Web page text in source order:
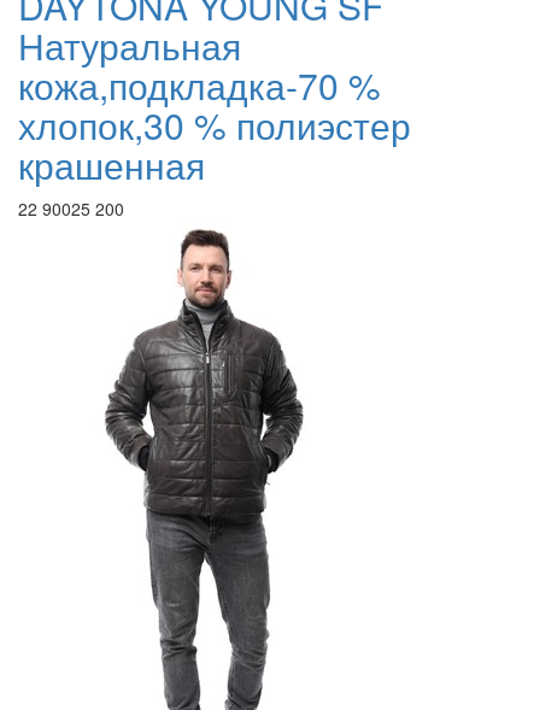
Натуральная
кожа,подкладка-70 %
хлопок,30 % полиэстер
крашенная
22 90025 200